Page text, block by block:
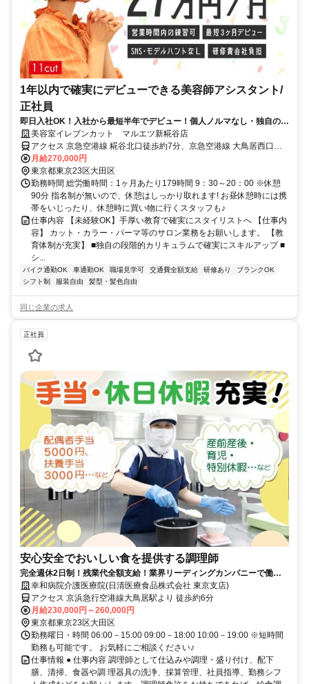
1年以内で確実にデビューできる美容師アシスタント/
正社員
即日入社OK！入社から最短半年でデビュー！個人ノルマなし・独自の教
育で確実に成長できる！アシスタント求人
美容室イレブンカット マルエツ新糀谷店
アクセス 京急空港線 糀谷北口徒歩約7分、京急空港線 大鳥居西口徒
歩約10分、京急空港線 穴守稲荷徒歩約17分
月給270,000円
東京都東京23区大田区
勤務時間 総労働時間：1ヶ月あたり179時間 9：30～20：00 ※休憩
90分 指名制が無いので、休憩はしっかり取れます! お昼休憩時には携
帯をいじったり、休憩時に買い物に行くスタッフも♪
仕事内容 【未経験OK】手厚い教育で確実にスタイリストへ 【仕事内
容】 カット・カラー・パーマ等のサロン業務をお願いします。 【教
育体制が充実】 ■独自の段階的カリキュラムで確実にスキルアップ ■
シ...
バイク通勤OK 車通勤OK 職場見学可 交通費全額支給 研修あり
ブランクOK
シフト制
服装自由 髪型・髪色自由
同じ企業の求人
正社員
安心安全でおいしい食を提供する調理師
完全週休2日制！残業代全額支給！業界リーディングカンパニーで働き
ませんか？！
幸和病院介護医療院(日清医療食品株式会社 東京支店)
アクセス 京浜急行空港線大鳥居駅より 徒歩約6分
月給230,000円～260,000円
東京都東京23区大田区
勤務曜日・時間 06:00－15:00 09:00－18:00 10:00－19:00 ※短時間
勤務も可能です。 お気軽にご相談ください♪
仕事情報 ● 仕事内容 調理師として仕込みや調理・盛り付け、配下
膳、清掃、食器や調 理器具の洗浄、採算管理、社員指導、勤務シフ